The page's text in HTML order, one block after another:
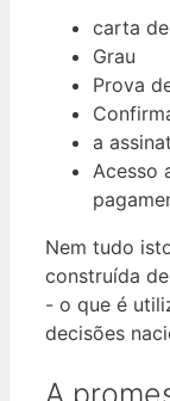
carta
Grau
Prova
a
Acesso
Nem tudo
construída
- o que é
decisões
A